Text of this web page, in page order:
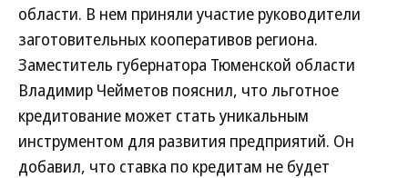
области. В нем приняли участие руководители
заготовительных кооперативов региона.
Заместитель губернатора Тюменской области
Владимир Чейметов пояснил, что льготное
кредитование может стать уникальным
инструментом для развития предприятий. Он
добавил, что ставка по кредитам не будет